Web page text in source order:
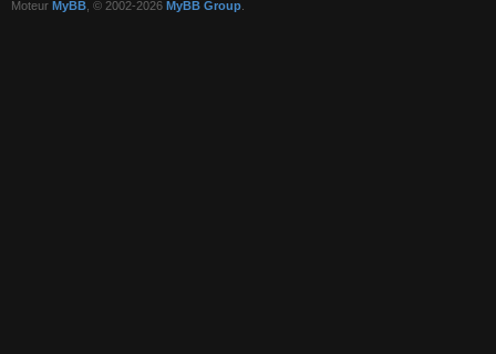
Moteur MyBB , © 2002-2026 MyBB Group